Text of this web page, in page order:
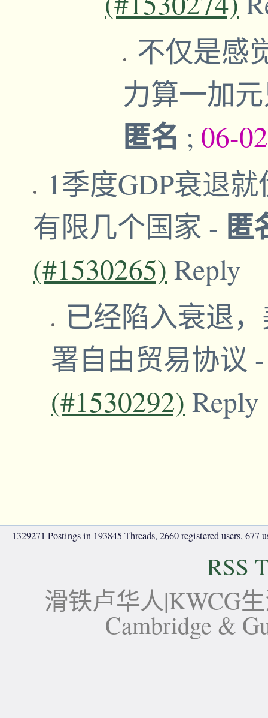
不仅是感
力算一加
匿名 ; 06-
1季度GDP衰退
有限几个国家 - 匿
(#1530265) Reply
已经陷入衰退
署自由贸易协议
(#1530292) Reply
1329271 Postings in 193845 Threads, 2660 registered users, 677
RSS
滑铁卢华人|KWCG
Cambridge &